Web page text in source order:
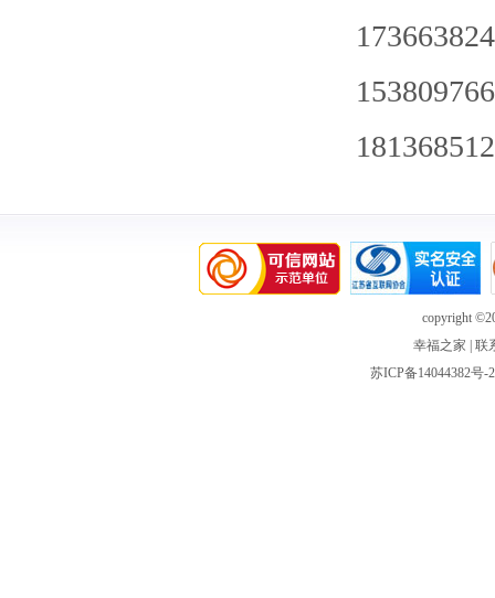
copyright
幸福之家
联
苏ICP备14044382号-2